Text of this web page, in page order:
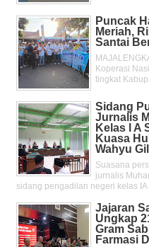
Puncak
Meriah,
Santai
Koperasi
tingkat
Sidang
Jurnalis
Kelas l A
Kuasa
Wahyu
Suasana
jurnalis
sidang pengadilan negeri kelas IA
Jajaran
Ungkap
Gram
Farmasi